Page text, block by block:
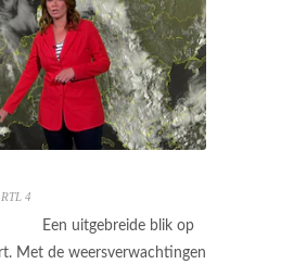
RTL 4
Een uitgebreide blik op
Met de weersverwachtingen